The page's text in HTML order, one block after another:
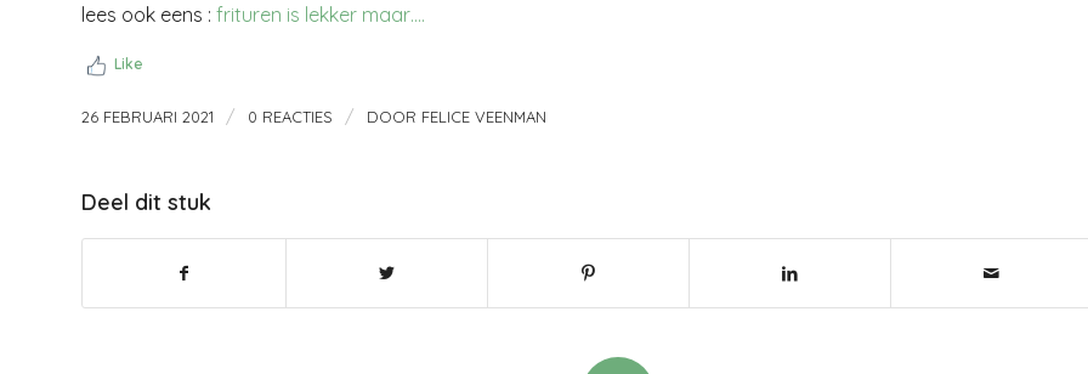
lees ook eens : frituren is lekker maar….
Like
26 FEBRUARI 2021 / 0 REACTIES / DOOR FELICE VEENMAN
Deel dit stuk